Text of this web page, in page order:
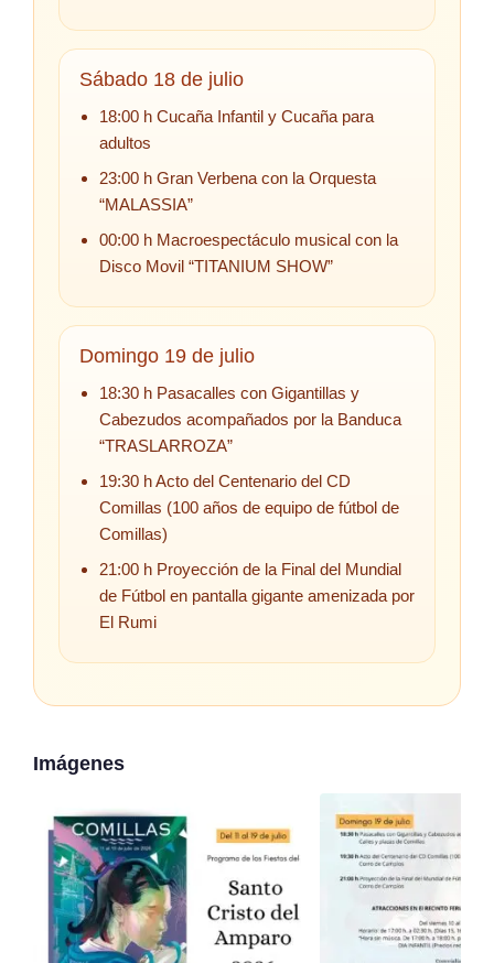
Sábado 18 de julio
18:00 h Cucaña Infantil y Cucaña para
adultos
23:00 h Gran Verbena con la Orquesta
“MALASSIA”
00:00 h Macroespectáculo musical con la
Disco Movil “TITANIUM SHOW”
Domingo 19 de julio
18:30 h Pasacalles con Gigantillas y
Cabezudos acompañados por la Banduca
“TRASLARROZA”
19:30 h Acto del Centenario del CD
Comillas (100 años de equipo de fútbol de
Comillas)
21:00 h Proyección de la Final del Mundial
de Fútbol en pantalla gigante amenizada por
El Rumi
Imágenes